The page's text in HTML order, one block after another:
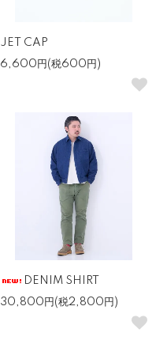
JET CAP
6,600円(税600円)
DENIM SHIRT
30,800円(税2,800円)